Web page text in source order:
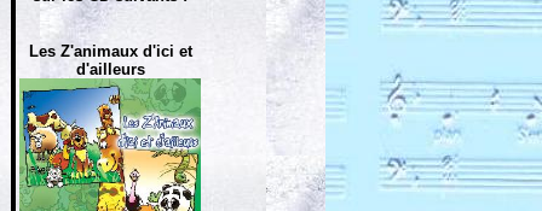
Les Z'animaux d'ici et
d'ailleurs